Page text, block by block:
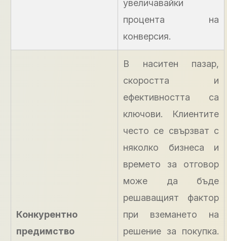
увеличавайки
процента на
конверсия.
Конкурентно
предимство
В наситен пазар,
скоростта и
ефективността са
ключови. Клиентите
често се свързват с
няколко бизнеса и
времето за отговор
може да бъде
решаващият фактор
при вземането на
решение за покупка.